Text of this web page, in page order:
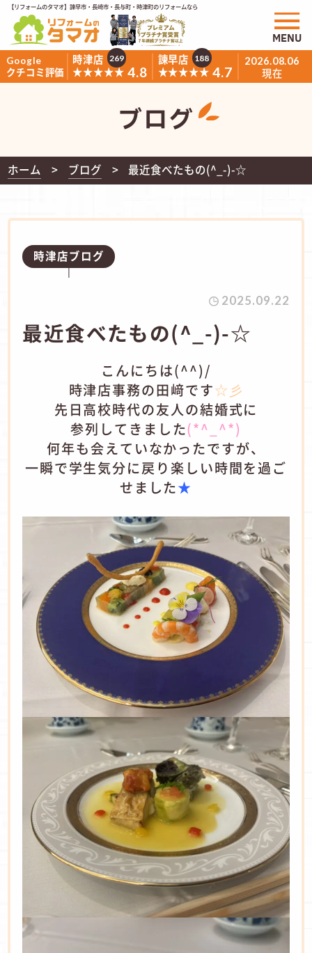
【リフォームのタマオ】諫早市・長崎市・長与町・時津町のリフォームなら
Google
クチコミ評価
時津店
★★★★★ 4.8
269
諫早店
★★★★★ 4.7
188 2026.08.06
現在
MENU
ブログ
ホーム ブログ 最近食べたもの(^_-)-☆
時津店ブログ
2025.09.22
最近食べたもの(^_-)-☆
こんにちは(^^)/
時津店事務の田﨑です☆彡
先日高校時代の友人の結婚式に
参列してきました(*^_^*)
何年も会えていなかったですが、
一瞬で学生気分に戻り楽しい時間を過ご
せました★